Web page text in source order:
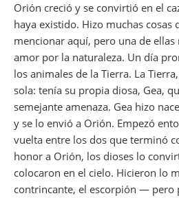
Orión creció y se convirtió en el
haya existido. Hizo muchas cosas
mencionar aquí, pero una de
amor por la naturaleza. Un día
los animales de la Tierra. La
sola: tenía su propia diosa, Gea,
semejante amenaza. Gea hizo
y se lo envió a Orión. Empezó
vuelta entre los dos que terminó
honor a Orión, los dioses lo
colocaron en el cielo. Hicieron lo
contrincante, el escorpión — pero